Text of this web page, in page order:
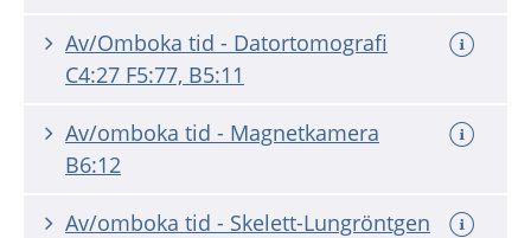
Av/Omboka tid - Datortomografi
C4:27 F5:77, B5:11
Av/omboka tid - Magnetkamera
B6:12
Av/omboka tid - Skelett-Lungröntgen